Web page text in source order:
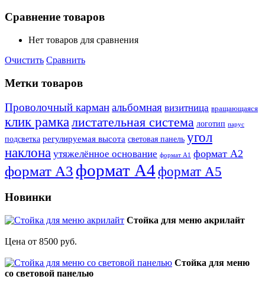
Сравнение товаров
Нет товаров для сравнения
Очистить Сравнить
Метки товаров
Проволочный карманальбомная визитница вращающаяся
клик рамка листательная система логотип парус
подсветка регулируемая высота световая панель угол
наклона утяжелённое основание формат А1 формат А2
формат А3 формат А4формат А5
Новинки
Стойка для меню акрилайт
Цена от 8500 руб.
Стойка для меню
со световой панелью